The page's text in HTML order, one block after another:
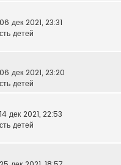
06 дек 2021, 23:31
детей
06 дек 2021, 23:20
детей
14 дек 2021, 22:53
детей